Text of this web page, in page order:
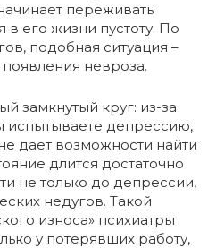
переживать
его жизни пустоту. По
подобная ситуация –
невроза.
замкнутый круг: из-за
испытываете депрессию,
дает возможности найти
длится достаточно
не только до депрессии,
недугов. Такой
износа» психиатры
у потерявших работу,